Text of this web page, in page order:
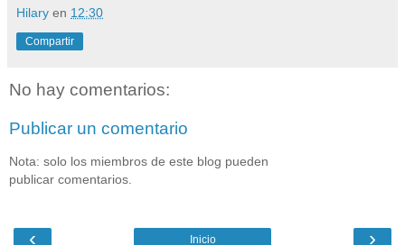
Hilary en 12:30
Compartir
No hay comentarios:
Publicar un comentario
Nota: solo los miembros de este blog pueden
publicar comentarios.
‹ ›
Inicio